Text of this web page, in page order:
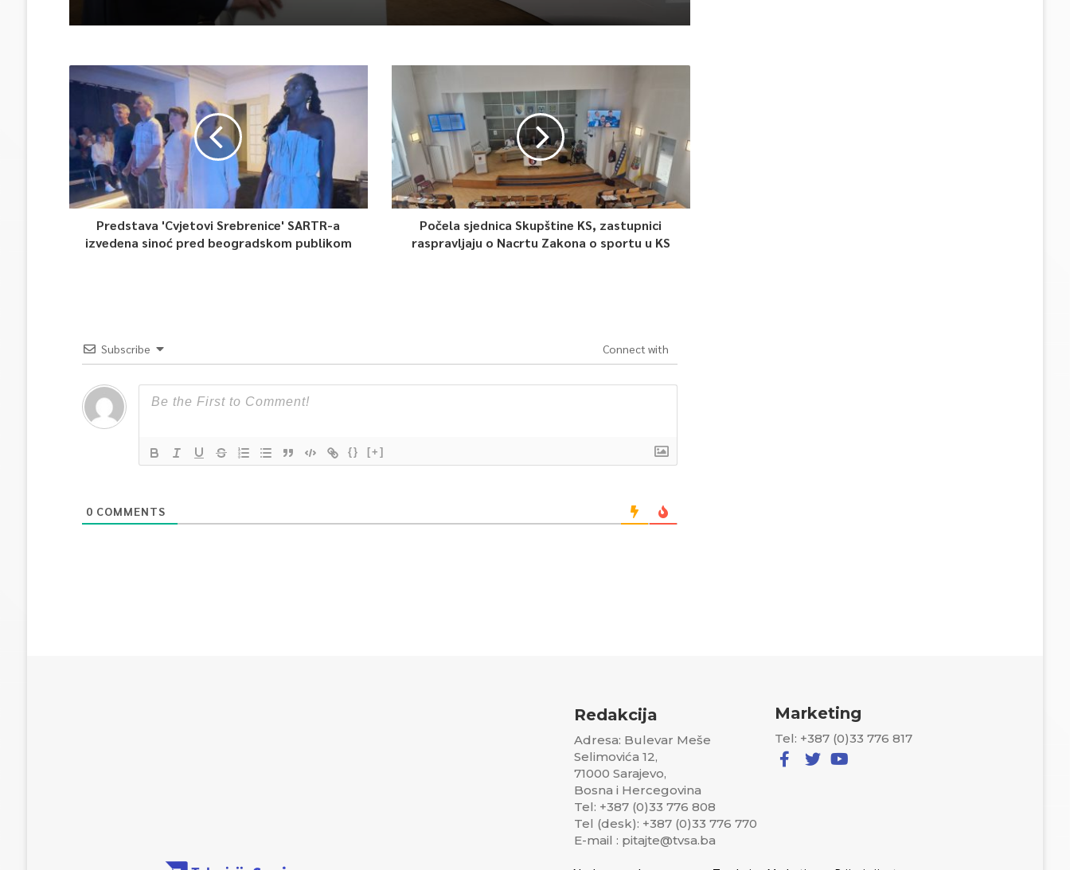
Predstava 'Cvjetovi Srebrenice' SARTR-a
izvedena sinoć pred beogradskom publikom
Počela sjednica Skupštine KS, zastupnici
raspravljaju o Nacrtu Zakona o sportu u KS
Subscribe Connect with
{} [+]
0 COMMENTS
Redakcija
Adresa: Bulevar Meše
Selimovića 12,
71000 Sarajevo,
Bosna i Hercegovina
Tel: +387 (0)33 776 808
Tel (desk): +387 (0)33 776 770
E-mail : pitajte@tvsa.ba
Marketing
Tel: +387 (0)33 776 817